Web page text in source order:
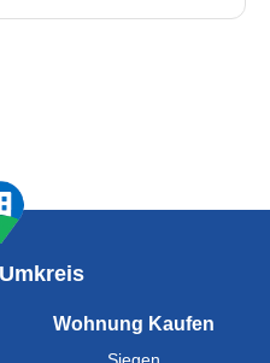
Wohnung Kaufen